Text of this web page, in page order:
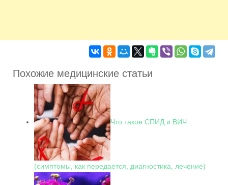
Похожие медицинские статьи
Что такое СПИД и ВИЧ
(симптомы, как передается, диагностика, лечение)